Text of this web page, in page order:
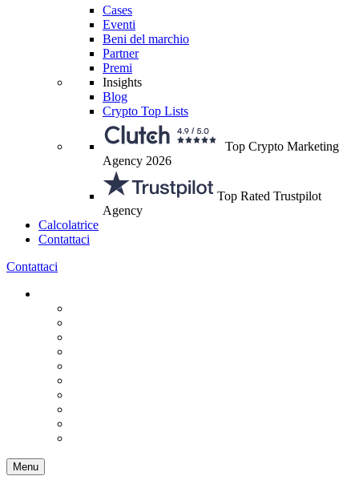
Cases
Eventi
Beni del marchio
Partner
Premi
Insights
Blog
Crypto Top Lists
Top Crypto Marketing
Agency 2026
Top Rated Trustpilot
Agency
Calcolatrice
Contattaci
Contattaci
Menu